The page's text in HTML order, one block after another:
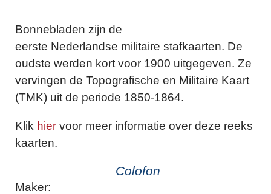
Bonnebladen zijn de
eerste Nederlandse militaire stafkaarten. De
oudste werden kort voor 1900 uitgegeven. Ze
vervingen de Topografische en Militaire Kaart
(TMK) uit de periode 1850-1864.
Klik hier voor meer informatie over deze reeks
kaarten.
Colofon
Maker: